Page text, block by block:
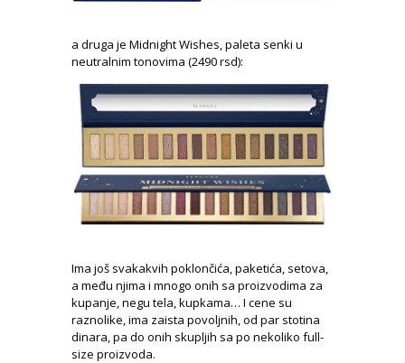
a druga je Midnight Wishes, paleta senki u
neutralnim tonovima (2490 rsd):
Ima još svakakvih poklončića, paketića, setova,
a među njima i mnogo onih sa proizvodima za
kupanje, negu tela, kupkama… I cene su
raznolike, ima zaista povoljnih, od par stotina
dinara, pa do onih skupljih sa po nekoliko full-
size proizvoda.